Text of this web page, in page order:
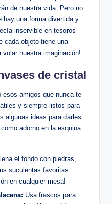
de nuestra vida. Pero no
hay una forma divertida y
inservible en tesoros
cada objeto tiene una
volar nuestra imaginación!
de cristal
esos amigos que nunca te
y siempre listos para
algunas ideas para darles
adorno en la esquina
el fondo con piedras,
suculentas favoritas.
en cualquier mesa!
Usa frascos para